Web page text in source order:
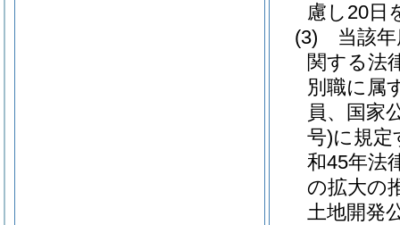
慮し20日
(3)
当該
関する法
別職に属
員、国家
号)に規定
和45年法
の拡大の
土地開発